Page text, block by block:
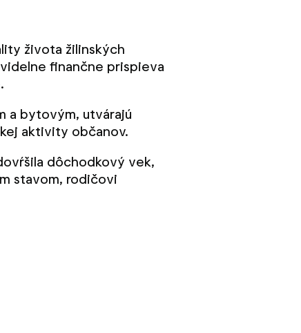
života žilinských
finančne prispieva
a bytovým, utvárajú
aktivity občanov.
dôchodkový vek,
stavom, rodičovi